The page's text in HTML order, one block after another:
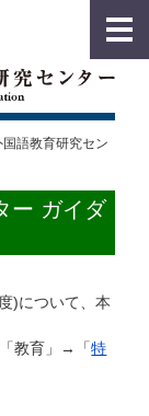
語教育研究セン
ー ガイダ
)について、本
「教育」→「特